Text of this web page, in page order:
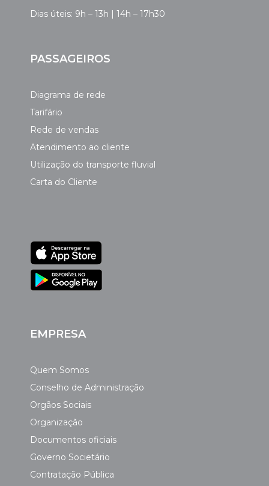
Dias úteis: 9h – 13h | 14h – 17h30
PASSAGEIROS
Diagrama de rede
Tarifário
Rede de vendas
Atendimento ao cliente
Utilização do transporte fluvial
Carta do Cliente
EMPRESA
Quem Somos
Conselho de Administração
Orgãos Sociais
Organização
Documentos oficiais
Governo Societário
Contratação Pública